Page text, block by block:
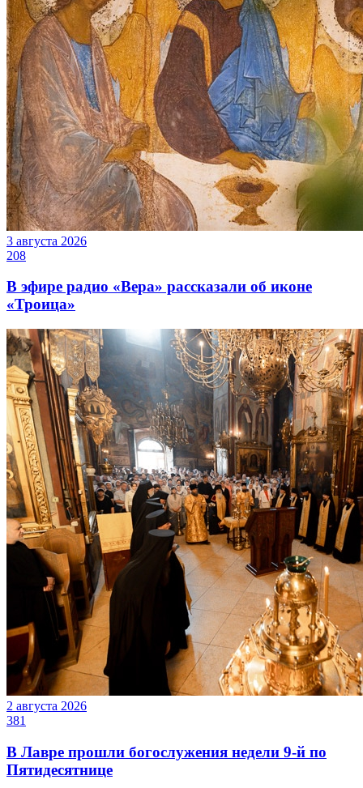
3 августа 2026
208
В эфире радио «Вера» рассказали об иконе
«Троица»
2 августа 2026
381
В Лавре прошли богослужения недели 9-й по
Пятидесятнице